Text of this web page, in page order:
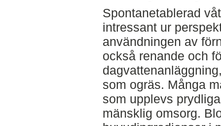
Spontanetablerad
intressant ur
användningen av
också renande och
som ogräs. Många
som upplevs
mänsklig omsorg.